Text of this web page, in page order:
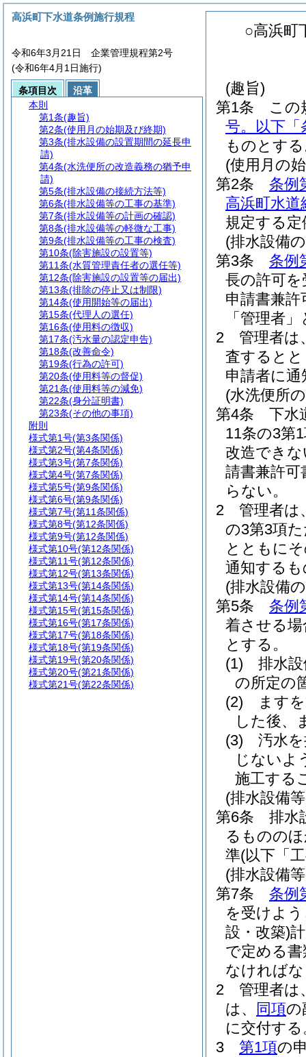
○高浜町
(趣旨)
第1条
この
号。以下「
ものとす
(使用月の
第2条
条例
高浜町水道
規定する
(排水設備
第3条
条例
長の許可
申請書兼許
「管理者
2
管理者は
査すると
申請者に
(水洗便所
第4条
下水
11条の3第
改造でき
請書兼許可
らない。
2
管理者は
の3第3項
とともに
通知する
(排水設備
第5条
条例
着させる
とする。
(1)
排水
の所定の
(2)
ます
した後、
(3)
汚水
じないよ
施工する
(排水設備
第6条
排水
るものの
準(以下「
(排水設備
第7条
条例
を受けよ
設・改築)
で定める
なければ
2
管理者は
は、
同項の
に交付する
3
第1項の
高浜町下水道条例施行規程
令和6年3月21日 企業管理規程第2号
(令和6年4月1日施行)
条項目次
沿革
本則
第1条(趣旨)
第2条(使用月の始期及び終期)
第3条(排水設備の設置期間の延長申
請)
第4条(水洗便所の改造義務の猶予申
請)
第5条(排水設備の接続方法等)
第6条(排水設備等の工事の基準)
第7条(排水設備等の計画の確認)
第8条(排水設備等の軽微な工事)
第9条(排水設備等の工事の検査)
第10条(除害施設の設置等)
第11条(水質管理責任者の選任等)
第12条(除害施設の設置等の届出)
第13条(排除の停止又は制限)
第14条(使用開始等の届出)
第15条(代理人の選任)
第16条(使用料の徴収)
第17条(汚水量の認定申告)
第18条(改善命令)
第19条(行為の許可)
第20条(使用料等の督促)
第21条(使用料等の減免)
第22条(身分証明書)
第23条(その他の事項)
附則
様式第1号(第3条関係)
様式第2号(第4条関係)
様式第3号(第7条関係)
様式第4号(第7条関係)
様式第5号(第9条関係)
様式第6号(第9条関係)
様式第7号(第11条関係)
様式第8号(第12条関係)
様式第9号(第12条関係)
様式第10号(第12条関係)
様式第11号(第12条関係)
様式第12号(第13条関係)
様式第13号(第14条関係)
様式第14号(第14条関係)
様式第15号(第15条関係)
様式第16号(第17条関係)
様式第17号(第18条関係)
様式第18号(第19条関係)
様式第19号(第20条関係)
様式第20号(第21条関係)
様式第21号(第22条関係)